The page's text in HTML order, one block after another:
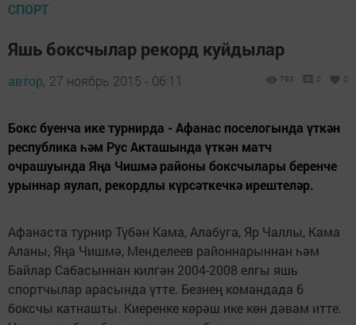
СПОРТ
Яшь боксчылар рекорд куйдылар
автор, 27 ноябрь 2015 - 06:11 793 0 0
Бокс буенча ике турнирда - Афанас поселогында үткән
республика һәм Рус Акташында үткән матч
очрашуында Яңа Чишмә районы боксчылары беренче
урыннар яулап, рекордлы күрсәткечкә ирештеләр.
Афанаста турнир Түбән Кама, Алабуга, Яр Чаллы, Кама
Аланы, Яңа Чишмә, Менделеев районнарыннан һәм
Байлар Сабасыннан килгән 2004-2008 елгы яшь
спортчылар арасында үтте. Безнең командада 6
боксчы катнашты. Киеренке көрәш ике көн дәвам итте.